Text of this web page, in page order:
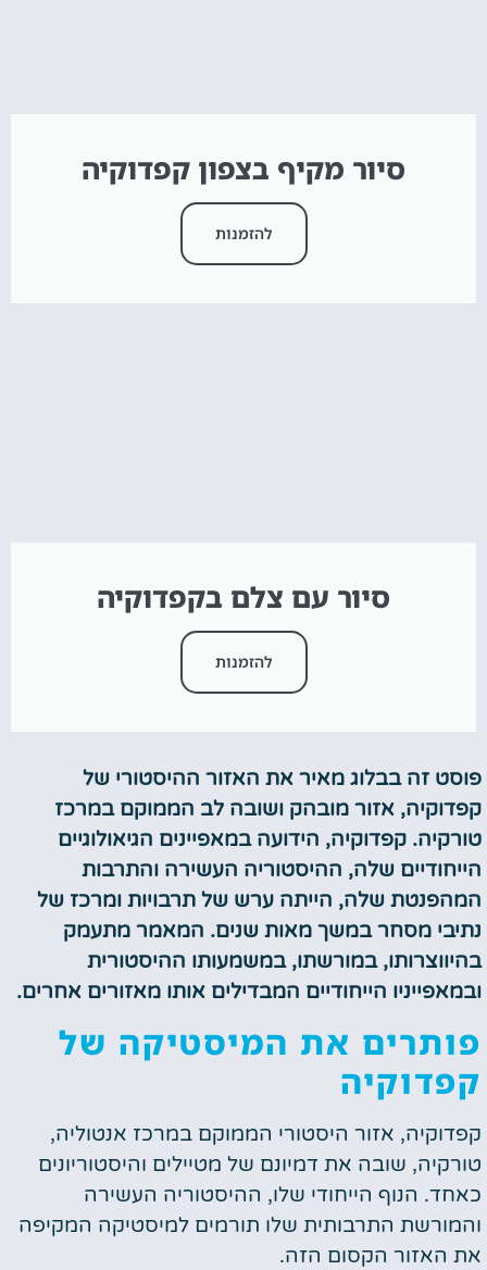
סיור מקיף בצפון קפדוקיה
להזמנות
סיור עם צלם בקפדוקיה
להזמנות
פוסט זה בבלוג מאיר את האזור ההיסטורי של
קפדוקיה, אזור מובהק ושובה לב הממוקם במרכז
טורקיה. קפדוקיה, הידועה במאפיינים הגיאולוגיים
הייחודיים שלה, ההיסטוריה העשירה והתרבות
המהפנטת שלה, הייתה ערש של תרבויות ומרכז של
נתיבי מסחר במשך מאות שנים. המאמר מתעמק
בהיווצרותו, במורשתו, במשמעותו ההיסטורית
ובמאפייניו הייחודיים המבדילים אותו מאזורים אחרים.
פותרים את המיסטיקה של
קפדוקיה
קפדוקיה, אזור היסטורי הממוקם במרכז אנטוליה,
טורקיה, שובה את דמיונם של מטיילים והיסטוריונים
כאחד. הנוף הייחודי שלו, ההיסטוריה העשירה
והמורשת התרבותית שלו תורמים למיסטיקה המקיפה
את האזור הקסום הזה.